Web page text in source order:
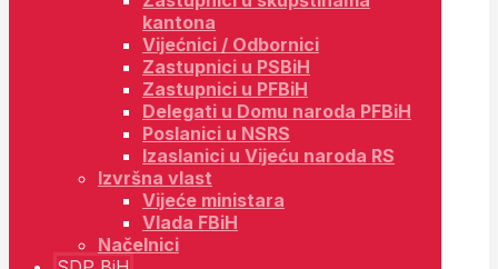
kantona
Vijećnici / Odbornici
Zastupnici u PSBiH
Zastupnici u PFBiH
Delegati u Domu naroda PFBiH
Poslanici u NSRS
Izaslanici u Vijeću naroda RS
Izvršna vlast
Vijeće ministara
Vlada FBiH
Načelnici